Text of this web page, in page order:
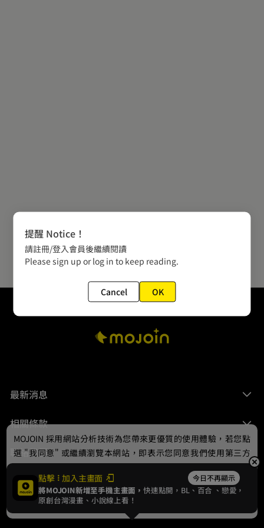
最新消息
相關條款
聯絡我們
© 2024 gamania Digital Entertainment Co., Ltd.
點擊 加入主畫面 今日不再顯示
將MOJOIN新增至手機主畫面，快速點開，BL、 百合 、戀愛，
原創台灣漫畫、小說線上看！
MOJOIN 採用網站分析技術為您帶來更優質的使用體驗，若您點
選 "我同意" 或繼續瀏覽本網站，即表示您同意我們使用第三方
Cookie，欲瞭解更多資訊請見隱私權政策。
我同意
提醒 Notice！
請註冊/登入會員後繼續閱讀
Please sign up or log in to keep reading.
Cancel OK